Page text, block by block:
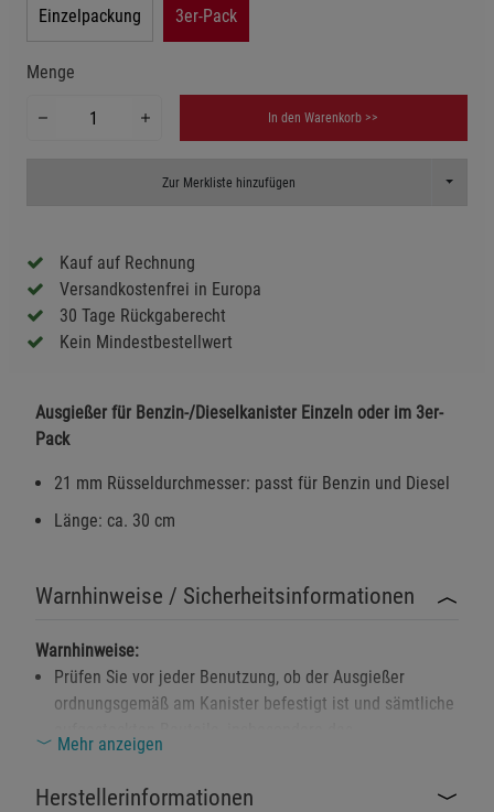
Einzelpackung 3er-Pack
Menge
In den Warenkorb >>
Zur Merkliste hinzufügen Toggle
Kauf auf Rechnung
Versandkostenfrei in Europa
30 Tage Rückgaberecht
Kein Mindestbestellwert
Ausgießer für Benzin-/Dieselkanister Einzeln oder im 3er-
Pack
21 mm Rüsseldurchmesser: passt für Benzin und Diesel
Länge: ca. 30 cm
Warnhinweise / Sicherheitsinformationen
Warnhinweise:
Prüfen Sie vor jeder Benutzung, ob der Ausgießer
ordnungsgemäß am Kanister befestigt ist und sämtliche
Reduzierstück, fest sitzen.
Der Ausgießer ist ausschließlich für die Verwendung mit
Mehr anzeigen
Herstellerinformationen